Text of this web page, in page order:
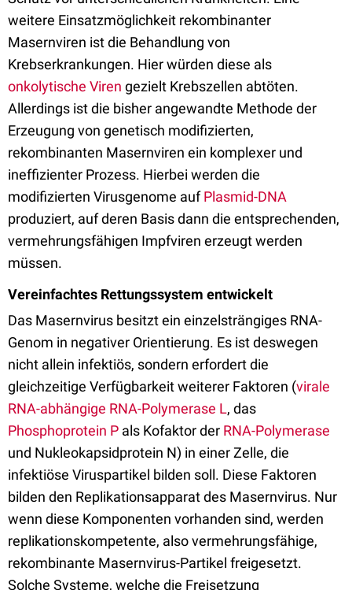
weitere Einsatzmöglichkeit rekombinanter
Masernviren ist die Behandlung von
Krebserkrankungen. Hier würden diese als
onkolytische Viren gezielt Krebszellen abtöten.
Allerdings ist die bisher angewandte Methode der
Erzeugung von genetisch modifizierten,
rekombinanten Masernviren ein komplexer und
ineffizienter Prozess. Hierbei werden die
modifizierten Virusgenome aufPlasmid-DNA
produziert, auf deren Basis dann die entsprechenden,
vermehrungsfähigen Impfviren erzeugt werden
müssen.
Vereinfachtes Rettungssystem entwickelt
Das Masernvirus besitzt ein einzelsträngiges RNA-
Genom in negativer Orientierung. Es ist deswegen
nicht allein infektiös, sondern erfordert die
gleichzeitige Verfügbarkeit weiterer Faktoren (virale
RNA-abhängige RNA-Polymerase L, das
Phosphoprotein P als Kofaktor der RNA-Polymerase
und Nukleokapsidprotein N) in einer Zelle, die
infektiöse Viruspartikel bilden soll. Diese Faktoren
bilden den Replikationsapparat des Masernvirus. Nur
wenn diese Komponenten vorhanden sind, werden
replikationskompetente, also vermehrungsfähige,
rekombinante Masernvirus-Partikel freigesetzt.
Solche Systeme, welche die Freisetzung